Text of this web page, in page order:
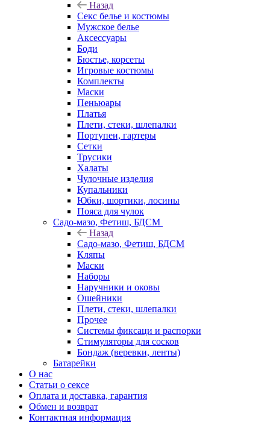
Назад
Секс белье и костюмы
Мужское белье
Аксессуары
Боди
Бюстье, корсеты
Игровые костюмы
Комплекты
Маски
Пеньюары
Платья
Плети, стеки, шлепалки
Портупеи, гартеры
Сетки
Трусики
Халаты
Чулочные изделия
Купальники
Юбки, шортики, лосины
Пояса для чулок
Садо-мазо, Фетиш, БДСМ
Назад
Садо-мазо, Фетиш, БДСМ
Кляпы
Маски
Наборы
Наручники и оковы
Ошейники
Плети, стеки, шлепалки
Прочее
Системы фиксаци и распорки
Стимуляторы для сосков
Бондаж (веревки, ленты)
Батарейки
О нас
Статьи о сексе
Оплата и доставка, гарантия
Обмен и возврат
Контактная информация